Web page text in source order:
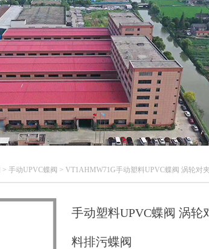
> 手动UPVC蝶阀 > VT1AHMW71G手动塑料UPVC蝶阀 涡轮对
手动塑料UPVC蝶阀 涡轮
料排污蝶阀